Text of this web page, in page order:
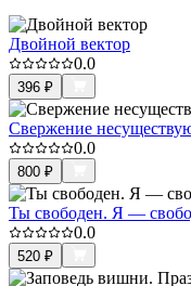
Двойной вектор
0.0
396 ₽
Свержение
0.0
800 ₽
Ты свободен. Я —
0.0
520 ₽